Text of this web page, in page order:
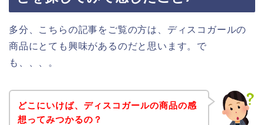
多分、こちらの記事をご覧の方は、ディスコガールの
商品にとても興味があるのだと思います。で
も、、、。
どこにいけば、ディスコガールの商品の感
想ってみつかるの？